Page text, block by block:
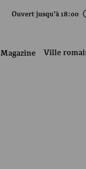
Ouvert jusqu’à 18:00
Magazine Ville